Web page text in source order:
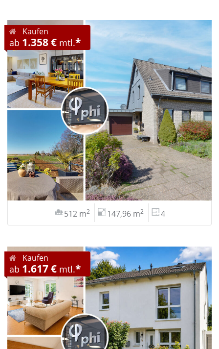
Kaufen
ab 1.358 € mtl.*
512 m2 147,96 m2 4
Kaufen
ab 1.617 € mtl.*